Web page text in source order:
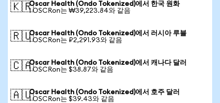
🇰🇷Oscar Health (Ondo Tokenized)에서 한국 원화
1 OSCRon는 ₩39,223.84와 같음
🇷🇺Oscar Health (Ondo Tokenized)에서 러시아 루블
1 OSCRon는 ₽2,291.93와 같음
🇨🇦Oscar Health (Ondo Tokenized)에서 캐나다 달러
1 OSCRon는 $38.87와 같음
🇦🇺Oscar Health (Ondo Tokenized)에서 호주 달러
1 OSCRon는 $39.43와 같음